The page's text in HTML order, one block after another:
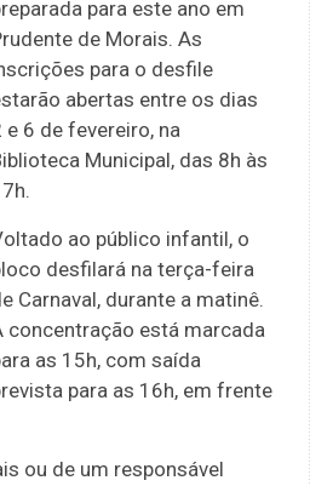
para este ano em
de Morais. As
para o desfile
abertas entre os dias
e 6 de fevereiro, na
Municipal, das 8h às
ao público infantil, o
desfilará na terça-feira
Carnaval, durante a matinê.
concentração está marcada
as 15h, com saída
para as 16h, em frente
ou de um responsável